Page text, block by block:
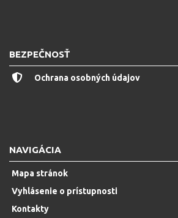
BEZPEČNOSŤ
Ochrana osobných údajov
NAVIGÁCIA
Mapa stránok
Vyhlásenie o prístupnosti
Kontakty